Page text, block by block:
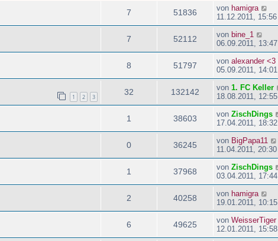
7 51836 von hamigra
11.12.2011, 15:56
7 52112 von bine_1
06.09.2011, 13:47
8 51797 von alexander <3
05.09.2011, 14:01
1 2 3
32 132142 von 1. FC Keller
18.08.2011, 12:55
1 38603 von ZischDings
17.04.2011, 18:32
0 36245 von BigPapa11
11.04.2011, 20:30
1 37968 von ZischDings
03.04.2011, 17:44
2 40258 von hamigra
19.01.2011, 10:15
6 49625 von WeisserTiger
12.01.2011, 15:58